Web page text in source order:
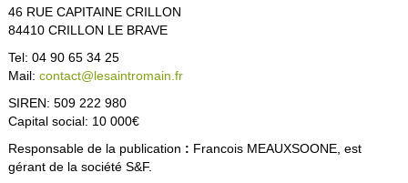
46 RUE CAPITAINE CRILLON
84410 CRILLON LE BRAVE
Tel: 04 90 65 34 25
Mail: contact@lesaintromain.fr
SIREN: 509 222 980
Capital social: 10 000€
Responsable de la publication : Francois MEAUXSOONE, est
gérant de la société S&F.